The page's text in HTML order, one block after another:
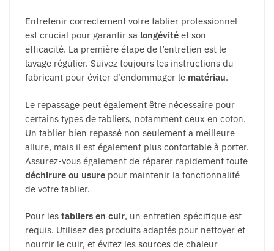
Entretenir correctement votre tablier professionnel
est crucial pour garantir sa longévité et son
efficacité. La première étape de l’entretien est le
lavage régulier. Suivez toujours les instructions du
fabricant pour éviter d’endommager le matériau.
Le repassage peut également être nécessaire pour
certains types de tabliers, notamment ceux en coton.
Un tablier bien repassé non seulement a meilleure
allure, mais il est également plus confortable à porter.
Assurez-vous également de réparer rapidement toute
déchirure ou usure pour maintenir la fonctionnalité
de votre tablier.
Pour les tabliers en cuir, un entretien spécifique est
requis. Utilisez des produits adaptés pour nettoyer et
nourrir le cuir, et évitez les sources de chaleur